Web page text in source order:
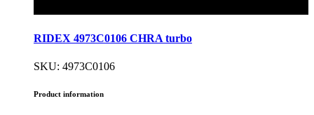
RIDEX 4973C0106 CHRA turbo
SKU: 4973C0106
Product information